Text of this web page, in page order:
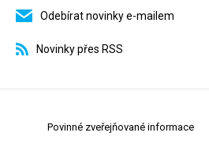
Odebírat novinky e-mailem
Novinky přes RSS
Povinné zveřejňované informace